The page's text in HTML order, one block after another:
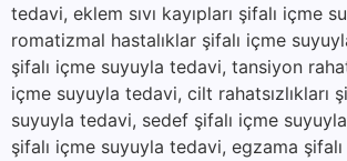
tedavi, eklem sıvı kayıpları şifalı içme
romatizmal hastalıklar şifalı içme
şifalı içme suyuyla tedavi, tansiyon
içme suyuyla tedavi, cilt rahatsızlıkları
suyuyla tedavi, sedef şifalı içme
şifalı içme suyuyla tedavi, egzama